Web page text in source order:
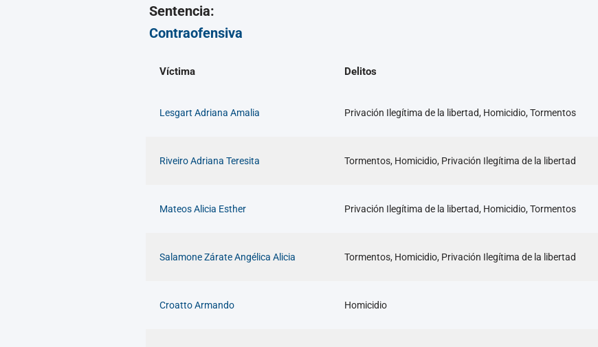
Sentencia:
Contraofensiva
Víctima Delitos
Lesgart Adriana Amalia Privación Ilegítima de la libertad, Homicidio, Tormentos
Riveiro Adriana Teresita Tormentos, Homicidio, Privación Ilegítima de la libertad
Mateos Alicia Esther Privación Ilegítima de la libertad, Homicidio, Tormentos
Salamone Zárate Angélica Alicia Tormentos, Homicidio, Privación Ilegítima de la libertad
Croatto Armando Homicidio